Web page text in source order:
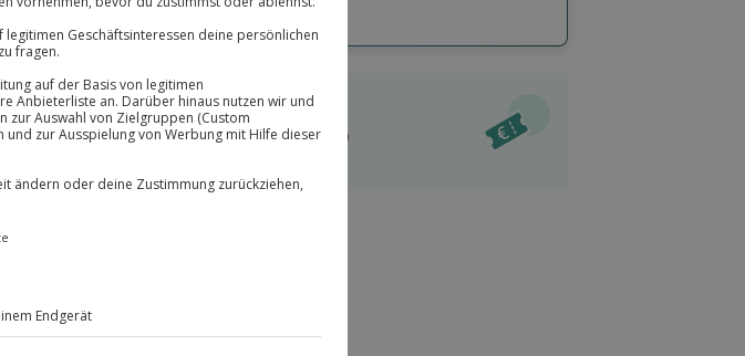
Große Auswahl
Volle Flexibilität
Jeder Gutschein für alle Erlebnisse einlösbar.
Maximale Sicherheit
-15%* Club Deal verfügbar
Direktabzug im Warenkorb